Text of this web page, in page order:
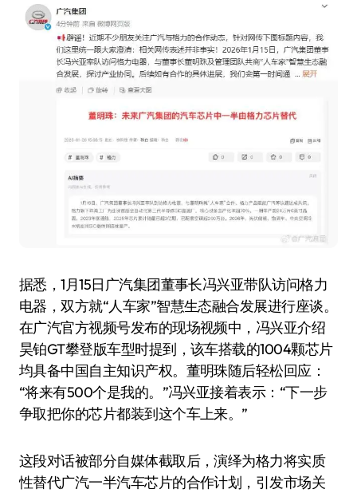
据悉，1月15日广汽集团董事长冯兴亚带队访问格力
电器，双方就“人车家”智慧生态融合发展进行座谈。
在广汽官方视频号发布的现场视频中，冯兴亚介绍
昊铂GT攀登版车型时提到，该车搭载的1004颗芯片
均具备中国自主知识产权。董明珠随后轻松回应：
“将来有500个是我的。”冯兴亚接着表示：“下一步
争取把你的芯片都装到这个车上来。”
这段对话被部分自媒体截取后，演绎为格力将实质
性替代广汽一半汽车芯片的合作计划，引发市场关